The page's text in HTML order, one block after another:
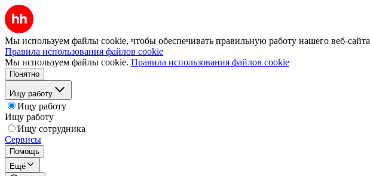
Мы используем файлы cookie, чтобы обеспечивать правильную работу нашего веб-
Правила использования файлов cookie
Мы используем файлы cookie. Правила использования файлов cookie
Понятно
Ищу работу
Ищу работу
Ищу работу
Ищу сотрудника
Сервисы
Помощь
Ещё